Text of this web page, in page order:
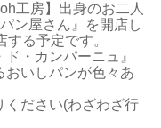
工房】出身のお二人
ン屋さん』を開店し
る予定です。
・カンパーニュ』
おいしパンが色々あ
ください(わざわざ行